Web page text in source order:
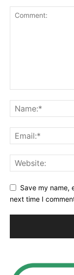
Save my name,
next time I